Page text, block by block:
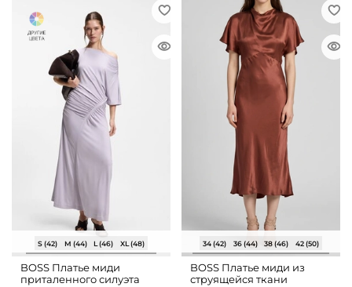
S (42) M (44) L (46) XL (48)
BOSS Платье миди
приталенного силуэта
34 (42) 36 (44) 38 (46) 42 (50)
BOSS Платье миди из
струящейся ткани